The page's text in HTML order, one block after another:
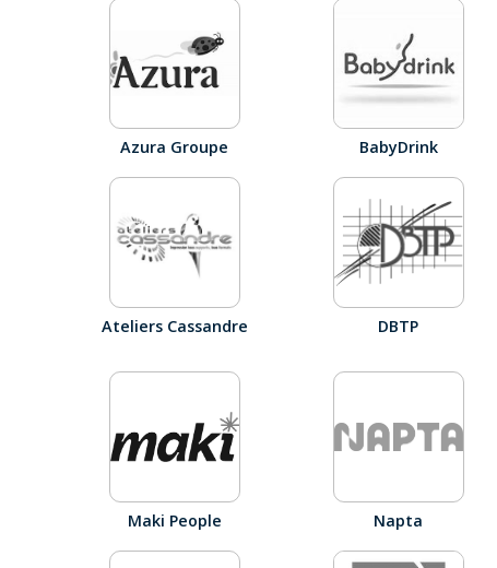
Azura Groupe BabyDrink
Ateliers Cassandre DBTP
Maki People Napta